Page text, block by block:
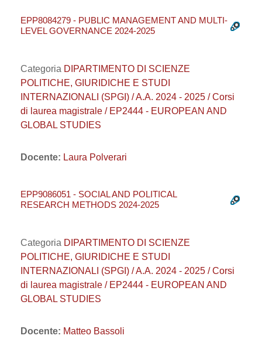
EPP8084279 - PUBLIC MANAGEMENT AND MULTI-
LEVEL GOVERNANCE 2024-2025
Categoria DIPARTIMENTO DI SCIENZE
POLITICHE, GIURIDICHE E STUDI
INTERNAZIONALI (SPGI) / A.A. 2024 - 2025 / Corsi
di laurea magistrale / EP2444 - EUROPEAN AND
GLOBAL STUDIES
Docente: Laura Polverari
EPP9086051 - SOCIAL AND POLITICAL
RESEARCH METHODS 2024-2025
Categoria DIPARTIMENTO DI SCIENZE
POLITICHE, GIURIDICHE E STUDI
INTERNAZIONALI (SPGI) / A.A. 2024 - 2025 / Corsi
di laurea magistrale / EP2444 - EUROPEAN AND
GLOBAL STUDIES
Docente: Matteo Bassoli